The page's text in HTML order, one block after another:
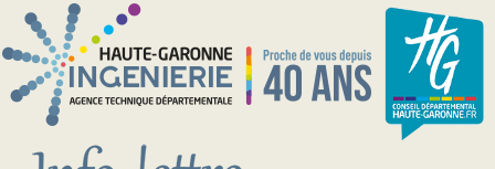
Aller au contenu principal